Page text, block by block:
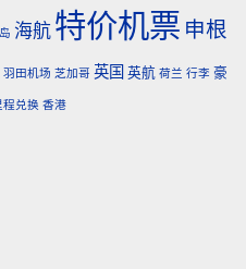
海航特价机票 申根
羽田机场 芝加哥 英国 英航 荷兰 行李 豪
程兑换 香港